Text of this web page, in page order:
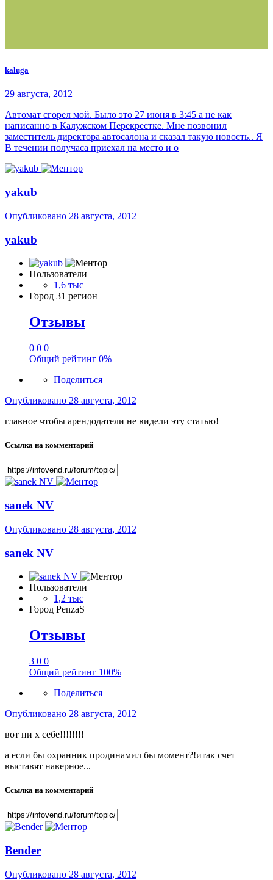
kaluga
29 августа, 2012
Автомат сгорел мой. Было это 27 июня в 3:45 а не как
написанно в Калужском Перекрестке. Мне позвонил
заместитель директора автосалона и сказал такую новость.. Я
В течении получаса приехал на место и о
yakub
Опубликовано 28 августа, 2012
yakub
Пользователи
1,6 тыс
Город 31 регион
Отзывы
0 0 0
Общий рейтинг 0%
Поделиться
Опубликовано 28 августа, 2012
главное чтобы арендодатели не видели эту статью!
Ссылка на комментарий
sanek NV
Опубликовано 28 августа, 2012
sanek NV
Пользователи
1,2 тыс
Город PenzaS
Отзывы
3 0 0
Общий рейтинг 100%
Поделиться
Опубликовано 28 августа, 2012
вот ни х себе!!!!!!!!
а если бы охранник продинамил бы момент?!итак счет
выставят наверное...
Ссылка на комментарий
Bender
Опубликовано 28 августа, 2012